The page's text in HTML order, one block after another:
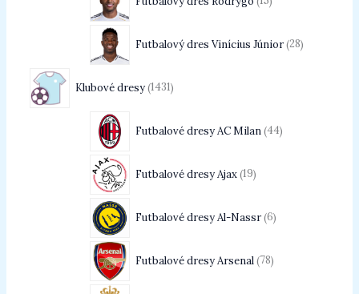
Futbalový dres Vinícius Júnior 28
Klubové dresy 1431
Futbalové dresy AC Milan 44
Futbalové dresy Ajax 19
Futbalové dresy Al-Nassr 6
Futbalové dresy Arsenal 78